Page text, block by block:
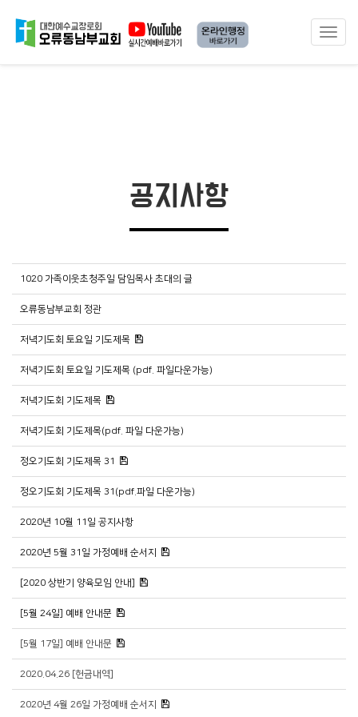
Toggle
공지사항
1020 가족이웃초청주일 담임목사 초대의 글
오류동남부교회 정관
저녁기도회 토요일 기도제목
저녁기도회 토요일 기도제목 (pdf. 파일다운가능)
저녁기도회 기도제목
저녁기도회 기도제목(pdf. 파일 다운가능)
정오기도회 기도제목 31
정오기도회 기도제목 31(pdf.파일 다운가능)
2020년 10월 11일 공지사항
2020년 5월 31일 가정예배 순서지
[2020 상반기 양육모임 안내]
[5월 24일] 예배 안내문
[5월 17일] 예배 안내문
2020.04.26 [헌금내역]
2020년 4월 26일 가정예배 순서지